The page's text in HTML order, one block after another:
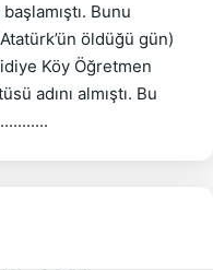
Bunu
öldüğü gün)
Köy Öğretmen
adını almıştı. Bu